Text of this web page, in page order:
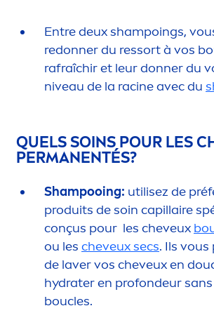
Entre deux shampoings,
redonner du ressort à vos
rafraîchir et leur donner du
niveau de la racine avec du
QUELS SOINS POUR LES
PERMANENTÉS?
Shampooing: utilisez de
produits de soin capillaire
conçus pour les cheveux
ou les cheveux secs. Ils
de laver vos cheveux en
hydrater en profondeur
boucles.